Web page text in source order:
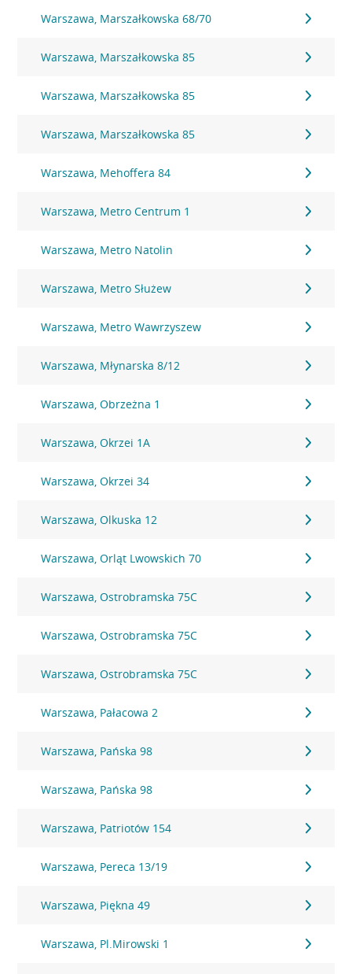
Warszawa, Marszałkowska 68/70
Warszawa, Marszałkowska 85
Warszawa, Marszałkowska 85
Warszawa, Marszałkowska 85
Warszawa, Mehoffera 84
Warszawa, Metro Centrum 1
Warszawa, Metro Natolin
Warszawa, Metro Służew
Warszawa, Metro Wawrzyszew
Warszawa, Młynarska 8/12
Warszawa, Obrzeżna 1
Warszawa, Okrzei 1A
Warszawa, Okrzei 34
Warszawa, Olkuska 12
Warszawa, Orląt Lwowskich 70
Warszawa, Ostrobramska 75C
Warszawa, Ostrobramska 75C
Warszawa, Ostrobramska 75C
Warszawa, Pałacowa 2
Warszawa, Pańska 98
Warszawa, Pańska 98
Warszawa, Patriotów 154
Warszawa, Pereca 13/19
Warszawa, Piękna 49
Warszawa, Pl.Mirowski 1